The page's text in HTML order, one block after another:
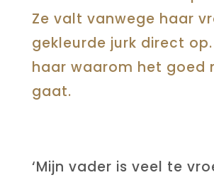
Ze valt vanwege haar
gekleurde jurk direct
haar waarom het goed
gaat.
‘Mijn vader is veel te